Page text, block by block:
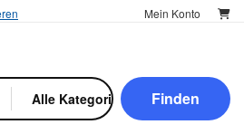
Mein Konto
Finden